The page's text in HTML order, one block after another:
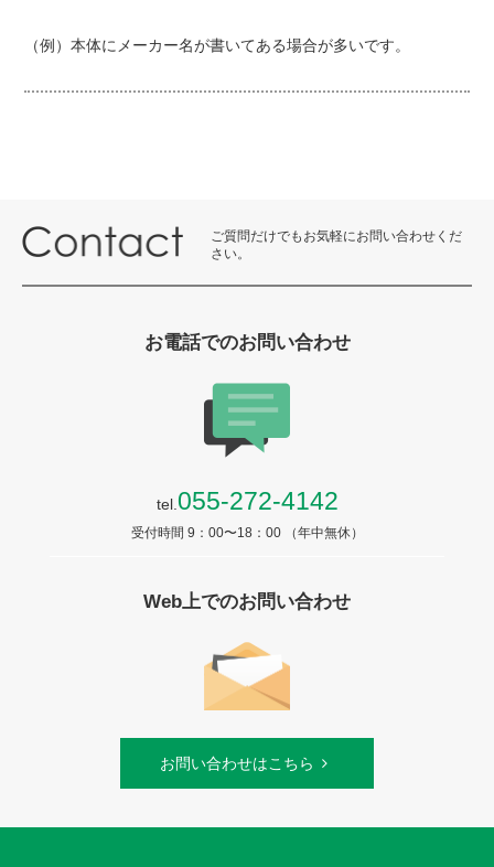
（例）本体にメーカー名が書いてある場合が多いです。
ご質問だけでもお気軽にお問い合わせくだ
さい。
お電話でのお問い合わせ
tel. 055-272-4142
受付時間 9：00〜18：00 （年中無休）
Web上でのお問い合わせ
お問い合わせはこちら